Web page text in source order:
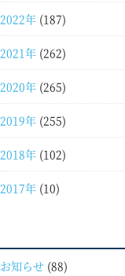
2022年 (187)
2021年 (262)
2020年 (265)
2019年 (255)
2018年 (102)
2017年 (10)
お知らせ (88)